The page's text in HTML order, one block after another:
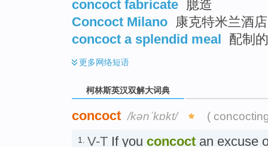
concoct fabricate 臆造
Concoct Milano 康克特米兰酒店
concoct a splendid meal 配制
更多网络短语
柯林斯英汉双解大词典
concoct /kənˈkɒkt/ (
1. V-T If you concoct an excuse